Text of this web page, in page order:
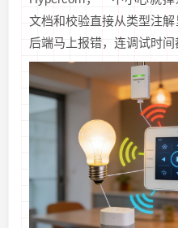
文档和校验直接从类型注解
后端马上报错，连调试时间